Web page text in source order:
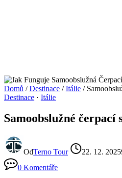
Domů / Destinace / Itálie /
Destinace · Itálie
Samoobslužné
OdTerno Tour 22. 12. 2025
0 Komentáře